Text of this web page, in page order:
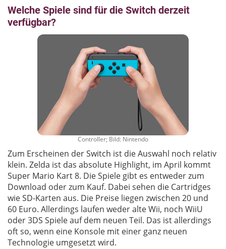
Welche Spiele sind für die Switch derzeit
verfügbar?
Controller; Bild: Nintendo
Zum Erscheinen der Switch ist die Auswahl noch relativ
klein. Zelda ist das absolute Highlight, im April kommt
Super Mario Kart 8. Die Spiele gibt es entweder zum
Download oder zum Kauf. Dabei sehen die Cartridges
wie SD-Karten aus. Die Preise liegen zwischen 20 und
60 Euro. Allerdings laufen weder alte Wii, noch WiiU
oder 3DS Spiele auf dem neuen Teil. Das ist allerdings
oft so, wenn eine Konsole mit einer ganz neuen
Technologie umgesetzt wird.